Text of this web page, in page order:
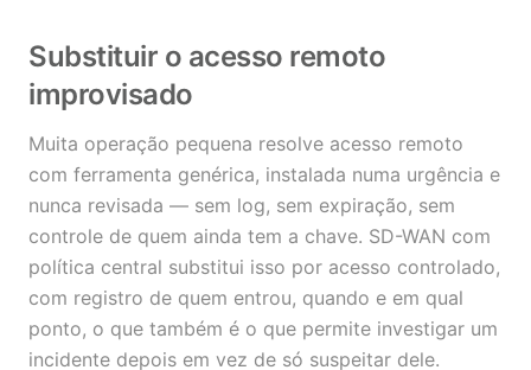
Substituir o acesso remoto
improvisado
Muita operação pequena resolve acesso remoto
com ferramenta genérica, instalada numa urgência e
nunca revisada — sem log, sem expiração, sem
controle de quem ainda tem a chave. SD-WAN com
política central substitui isso por acesso controlado,
com registro de quem entrou, quando e em qual
ponto, o que também é o que permite investigar um
incidente depois em vez de só suspeitar dele.